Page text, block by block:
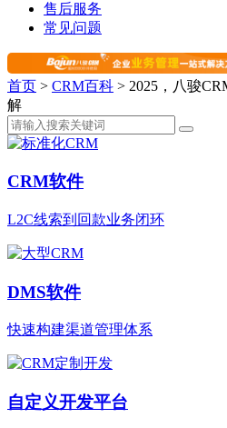
售后服务
常见问题
首页 > CRM百科 > 2025，八骏
解
CRM软件
L2C线索到回款业务闭环
DMS软件
快速构建渠道管理体系
自定义开发平台